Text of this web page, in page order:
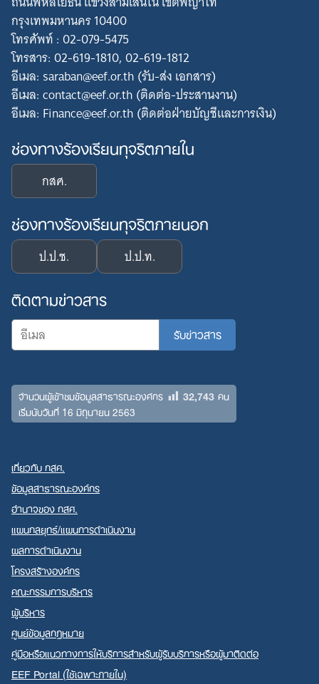
กรุงเทพมหานคร 10400
โทรศัพท์ : 02-079-5475
โทรสาร: 02-619-1810, 02-619-1812
อีเมล: saraban@eef.or.th (รับ-ส่ง เอกสาร)
อีเมล: contact@eef.or.th (ติดต่อ-ประสานงาน)
อีเมล: Finance@eef.or.th (ติดต่อฝ่ายบัญชีและการเงิน)
ช่องทางร้องเรียนทุจริตภายใน
กสศ.
ช่องทางร้องเรียนทุจริตภายนอก
ป.ป.ช. ป.ป.ท.
ติดตามข่าวสาร
จำนวนผู้เข้าชมข้อมูลสาธารณะองค์กร 32,743คน
เริ่มนับวันที่ 16 มิถุนายน 2563
เกี่ยวกับ กสศ.
ข้อมูลสาธารณะองค์กร
อำนาจของ กสศ.
แผนกลยุทธ์/แผนการดำเนินงาน
ผลการดำเนินงาน
โครงสร้างองค์กร
คณะกรรมการบริหาร
ผู้บริหาร
ศูนย์ข้อมูลกฎหมาย
คู่มือหรือแนวทางการให้บริการสำหรับผู้รับบริการหรือผู้มาติดต่อ
EEF Portal (ใช้เฉพาะภายใน)